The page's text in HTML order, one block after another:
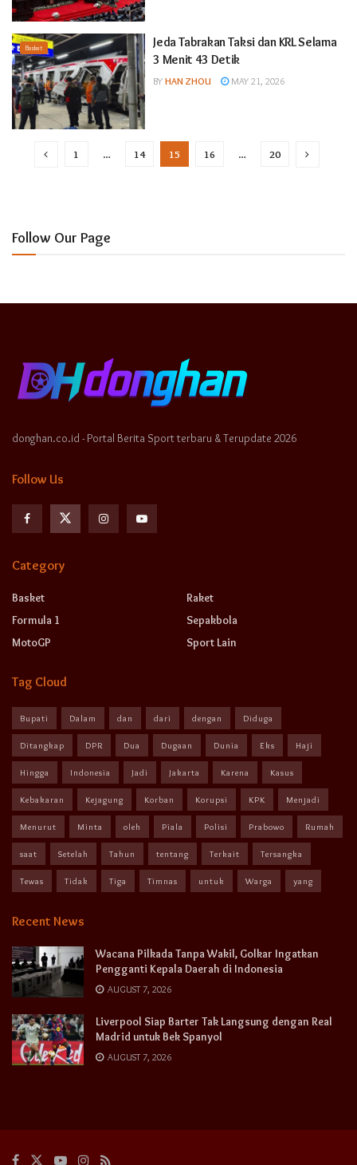
Basket
Jeda Tabrakan Taksi dan KRL Selama
3 Menit 43 Detik
BY HAN ZHOU MAY 21, 2026
1 … 14 15 16 … 20
Follow Our Page
donghan.co.id - Portal Berita Sport terbaru & Terupdate 2026
Follow Us
Category
Basket
Formula 1
MotoGP
Raket
Sepakbola
Sport Lain
Tag Cloud
Bupati Dalam dan dari dengan Diduga
Ditangkap DPR Dua Dugaan Dunia Eks Haji
Hingga Indonesia Jadi Jakarta Karena Kasus
Kebakaran Kejagung Korban Korupsi KPK Menjadi
Menurut Minta oleh Piala Polisi Prabowo Rumah
saat Setelah Tahun tentang Terkait Tersangka
Tewas Tidak Tiga Timnas untuk Warga yang
Recent News
Wacana Pilkada Tanpa Wakil, Golkar Ingatkan
Pengganti Kepala Daerah di Indonesia
AUGUST 7, 2026
Liverpool Siap Barter Tak Langsung dengan Real
Madrid untuk Bek Spanyol
AUGUST 7, 2026